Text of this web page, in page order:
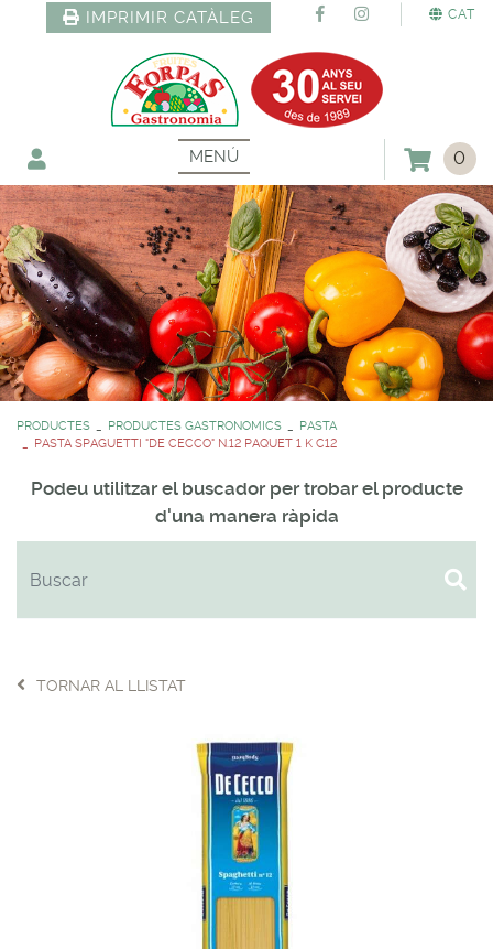
CAT
IMPRIMIR CATÀLEG
MENÚ 0
PRODUCTES PRODUCTES GASTRONOMICS
PASTA
PASTA SPAGUETTI "DE CECCO" N.12 PAQUET 1 K C12
Podeu utilitzar el buscador per trobar el producte
d'una manera ràpida
TORNAR AL LLISTAT